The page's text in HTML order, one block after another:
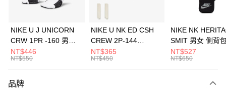
上海商業儲蓄銀行
元大商業銀行
台灣樂天信用卡公司
Apple Pay
全盈+PAY
AFTEE先享後付
【關於「AFTEE先享後付」】
NIKE U J UNICORN
CRW 1PR -160 男女
中統襪 FZ3393100
NT$446
NT$550
NIKE U NK ED CSH
CREW 2P-144
EMBRDY 男女 短統襪
FZ3073133
NT$365
NT$450
NIKE NK
SMIT 男女 側背
BA5871010
NT$527
NT$650
品牌